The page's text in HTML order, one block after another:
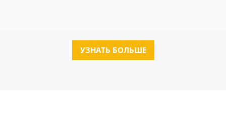
УЗНАТЬ БОЛЬШЕ